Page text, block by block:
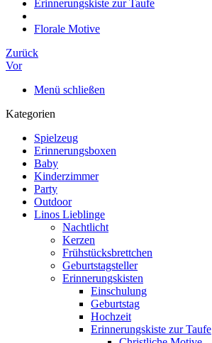
Erinnerungskiste zur Taufe
Florale Motive
Zurück
Vor
Menü schließen
Kategorien
Spielzeug
Erinnerungsboxen
Baby
Kinderzimmer
Party
Outdoor
Linos Lieblinge
Nachtlicht
Kerzen
Frühstücksbrettchen
Geburtstagsteller
Erinnerungskisten
Einschulung
Geburtstag
Hochzeit
Erinnerungskiste zur Taufe